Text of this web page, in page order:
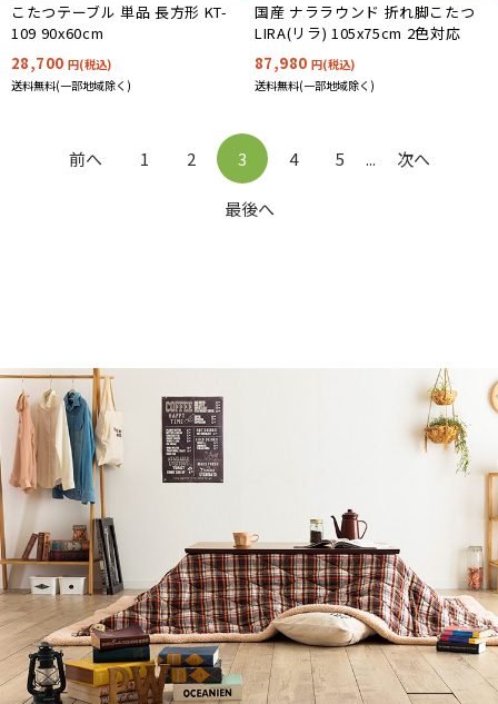
こたつテーブル 単品 長方形 KT-
109 90x60cm
28,700 円(税込)
送料無料(一部地域除く)
国産 ナララウンド 折れ脚こたつ
LIRA(リラ) 105x75cm 2色対応
87,980 円(税込)
送料無料(一部地域除く)
前へ 1 2 3 4 5 ... 次へ
最後へ